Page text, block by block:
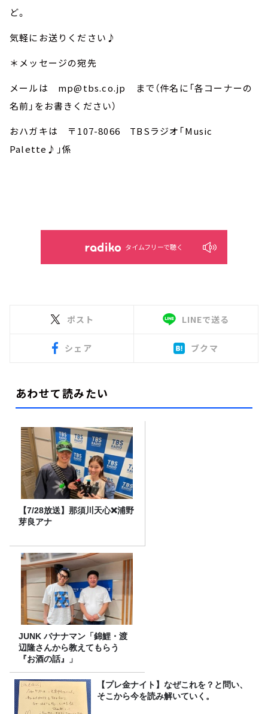
ど。
気軽にお送りください♪
＊メッセージの宛先
メールは mp@tbs.co.jp まで（件名に「各コーナーの
名前」をお書きください）
おハガキは 〒107-8066 TBSラジオ「Music
Palette♪」係
タイムフリーで聴く
ポスト LINEで送る
シェア ブクマ
あわせて読みたい
【7/28放送】那須川天心❌浦野
芽良アナ
JUNK バナナマン「錦鯉・渡
辺隆さんから教えてもらう
『お酒の話』」
【プレ金ナイト】なぜこれを？と問い、
そこから今を読み解いていく。